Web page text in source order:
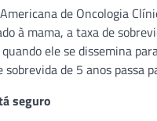
de Oncologia
à mama, a taxa de
ele se dissemina
de 5 anos passa
seguro